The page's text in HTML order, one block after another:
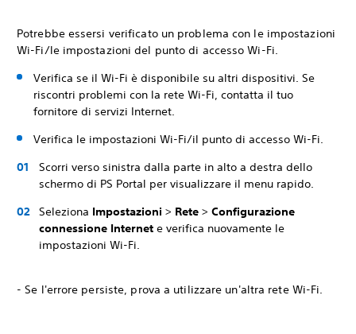
Potrebbe essersi verificato un problema con le impostazioni
Wi-Fi/le impostazioni del punto di accesso Wi-Fi.
Verifica se il Wi-Fi è disponibile su altri dispositivi. Se
riscontri problemi con la rete Wi-Fi, contatta il tuo
fornitore di servizi Internet.
Verifica le impostazioni Wi-Fi/il punto di accesso Wi-Fi.
Scorri verso sinistra dalla parte in alto a destra dello
schermo di PS Portal per visualizzare il menu rapido.
Seleziona Impostazioni > Rete > Configurazione
connessione Internet e verifica nuovamente le
impostazioni Wi-Fi.
- Se l'errore persiste, prova a utilizzare un'altra rete Wi-Fi.